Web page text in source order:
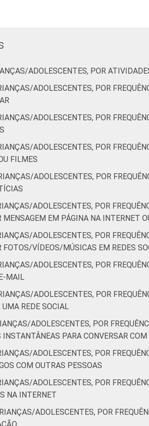
ADOLESCENTES, POR
ADOLESCENTES, POR
ADOLESCENTES, POR
ADOLESCENTES, POR
FILMES
ADOLESCENTES, POR
ADOLESCENTES, POR
EM PÁGINA NA INTERNET
ADOLESCENTES, POR
FOTOS/VÍDEOS/MÚSICAS EM REDES
ADOLESCENTES, POR
MAIL
ADOLESCENTES, POR
REDE SOCIAL
ADOLESCENTES, POR
INSTANTÂNEAS PARA CONVERSAR
ADOLESCENTES, POR
COM OUTRAS PESSOAS
ADOLESCENTES, POR
NA INTERNET
ADOLESCENTES, POR